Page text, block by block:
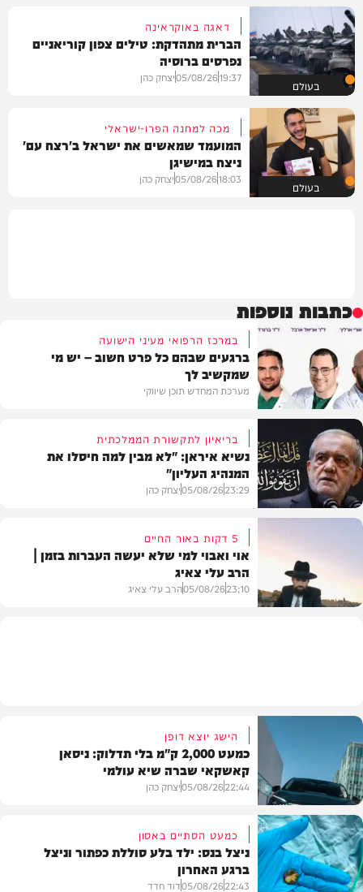
בעולם
דאגה באוקראינה
הברית מתהדקת: טילים צפון קוריאניים
נפרסים ברוסיה
19:37
05/08/26יצחק כהן
בעולם
מכה למחנה הפרו-ישראלי
המועמד שמאשים את ישראל ב'רצח עם'
ניצח במישיגן
18:03
05/08/26יצחק כהן
כתבות נוספות
תוכן שיווקי
במרכז הרפואי מעיני הישועה
ברגעים שבהם כל פרט חשוב – יש מי
שמקשיב לך
מערכת המחדש תוכן שיווקי
בעולם
בריאיון לתקשורת הממלכתית
נשיא איראן: "לא מבין למה חיסלו את
המנהיג העליון"
23:29
05/08/26יצחק כהן
5 דקות באור החיים
אוי ואבוי למי שלא יעשה העברות בזמן |
הרב עלי צאיג
23:10
05/08/26הרב עלי צאיג
חדשות הרכב
הישג יוצא דופן
כמעט 2,000 ק"מ בלי תדלוק: ניסאן
קאשקאי שברה שיא עולמי
22:44
05/08/26יצחק כהן
כמעט הסתיים באסון
ניצל בנס: ילד בלע סוללת כפתור וניצל
ברגע האחרון
22:43
05/08/26דוד חדד